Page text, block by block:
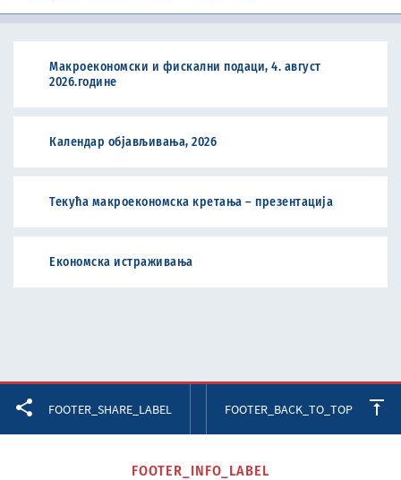
Макроекономски и фискални подаци, 4. август
2026.године
Календар објављивања, 2026
Текућа макроекономска кретања – презентација
Економска истраживања
FOOTER_SHARE_LABEL FOOTER_BACK_TO_TOP
FOOTER_INFO_LABEL